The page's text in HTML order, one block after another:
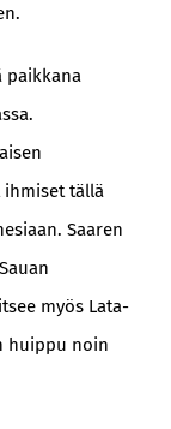
paikkana
tällä
Saaren
myös Lata-
huippu noin